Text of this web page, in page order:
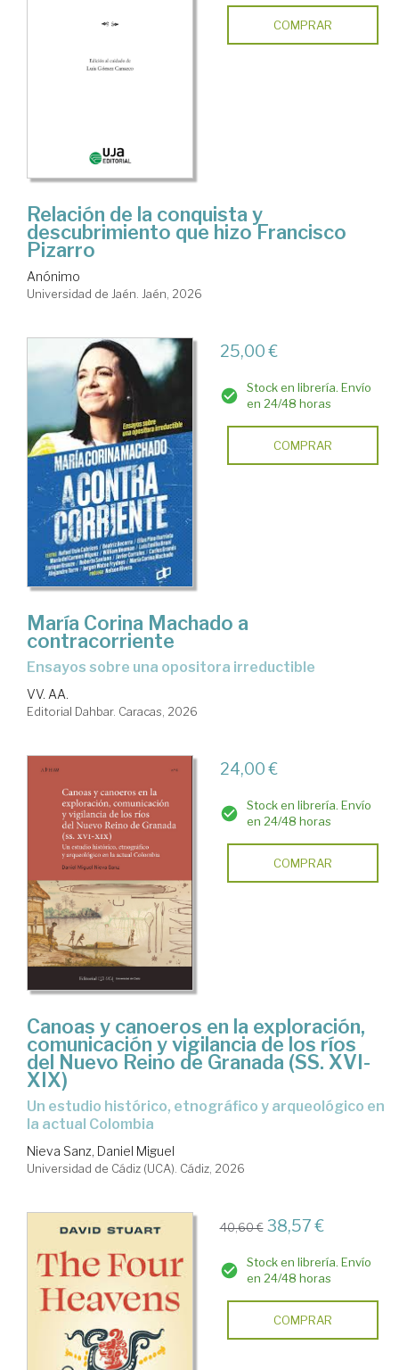
COMPRAR
Relación de la conquista y
descubrimiento que hizo Francisco
Pizarro
Anónimo
Universidad de Jaén. Jaén, 2026
25,00 €
Stock en librería. Envío
en 24/48 horas
COMPRAR
María Corina Machado a
contracorriente
Ensayos sobre una opositora irreductible
VV. AA.
Editorial Dahbar. Caracas, 2026
24,00 €
Stock en librería. Envío
en 24/48 horas
COMPRAR
Canoas y canoeros en la exploración,
comunicación y vigilancia de los ríos
del Nuevo Reino de Granada (SS. XVI-
XIX)
Un estudio histórico, etnográfico y arqueológico en
la actual Colombia
Nieva Sanz, Daniel Miguel
Universidad de Cádiz (UCA). Cádiz, 2026
40,60 € 38,57 €
Stock en librería. Envío
en 24/48 horas
COMPRAR